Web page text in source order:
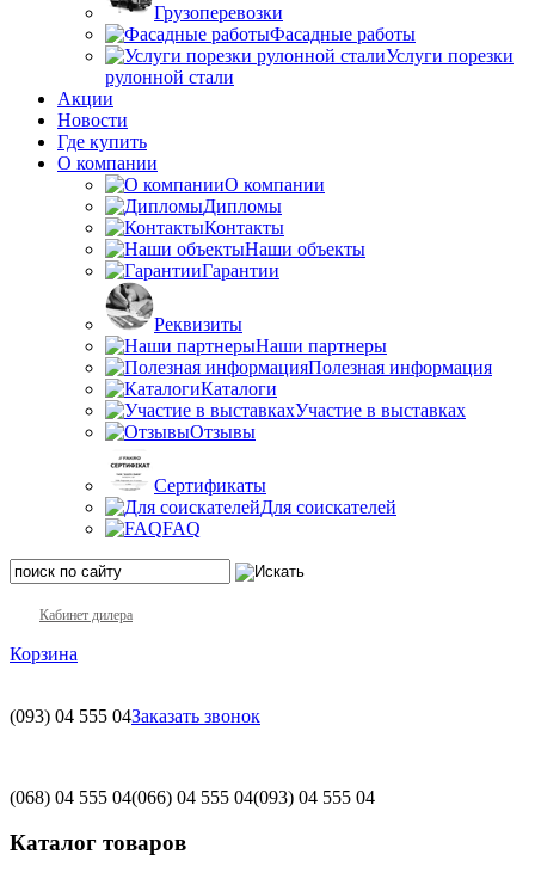
Грузоперевозки
Фасадные работы
Услуги порезки
рулонной стали
Акции
Новости
Где купить
О компании
О компании
Дипломы
Контакты
Наши объекты
Гарантии
Реквизиты
Наши партнеры
Полезная информация
Каталоги
Участие в выставках
Отзывы
Сертификаты
Для соискателей
FAQ
Кабинет дилера
Корзина
(093) 04 555 04Заказать звонок
(068) 04 555 04(066) 04 555 04(093) 04 555 04
Каталог товаров